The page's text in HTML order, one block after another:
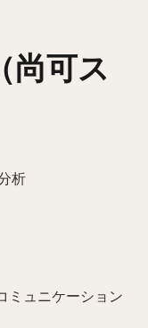
尚可ス
分析
ミュニケーション